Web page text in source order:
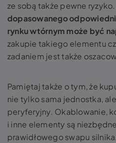
ze sobą także pewne ryzyko.
dopasowanego
rynku wtórnym może być
zakupie takiego elementu
zadaniem jest także
Pamiętaj także o tym, że
nie tylko sama jednostka,
peryferyjny. Okablowanie,
i inne elementy są
prawidłowego swapu